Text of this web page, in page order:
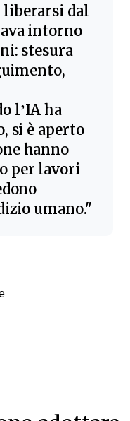
liberarsi dal
intorno
stesura
l’IA ha
si è aperto
hanno
per lavori
umano.